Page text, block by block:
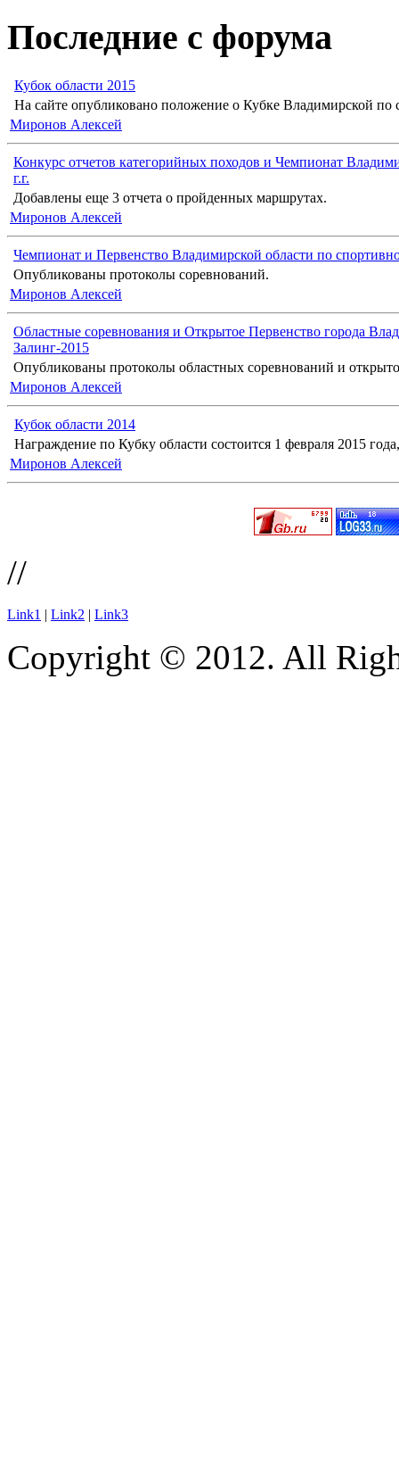
Последние с форума
Кубок области 2015
На сайте опубликовано положение о Кубке Владимирской по
Миронов Алексей
Конкурс отчетов категорийных походов и Чемпионат
г.г.
Добавлены еще 3 отчета о пройденных маршрутах.
Миронов Алексей
Чемпионат и Первенство Владимирской области по
Опубликованы протоколы соревнований.
Миронов Алексей
Областные соревнования и Открытое Первенство города
Залинг-2015
Опубликованы протоколы областных соревнований и
Миронов Алексей
Кубок области 2014
Награждение по Кубку области состоится 1 февраля 2015
Миронов Алексей
//
Link1 | Link2 | Link3
Copyright © 2012. All